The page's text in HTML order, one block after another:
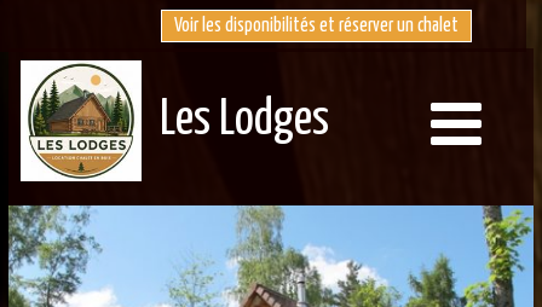
Voir les disponibilités et réserver un chalet
Les Lodges